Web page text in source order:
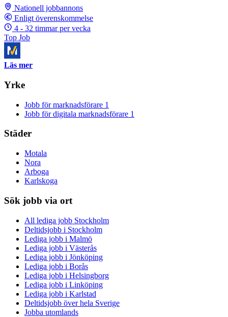
Nationell jobbannons
Enligt överenskommelse
4 - 32 timmar per vecka
Top Job
Läs mer
Yrke
Jobb för marknadsförare 1
Jobb för digitala marknadsförare 1
Städer
Motala
Nora
Arboga
Karlskoga
Sök jobb via ort
All lediga jobb Stockholm
Deltidsjobb i Stockholm
Lediga jobb i Malmö
Lediga jobb i Västerås
Lediga jobb i Jönköping
Lediga jobb i Borås
Lediga jobb i Helsingborg
Lediga jobb i Linköping
Lediga jobb i Karlstad
Deltidsjobb över hela Sverige
Jobba utomlands